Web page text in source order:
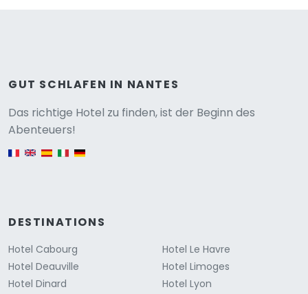
GUT SCHLAFEN IN NANTES
Das richtige Hotel zu finden, ist der Beginn des
Abenteuers!
English version
DESTINATIONS
Hotel Cabourg
Hotel Deauville
Hotel Dinard
Hotel Le Havre
Hotel Limoges
Hotel Lyon